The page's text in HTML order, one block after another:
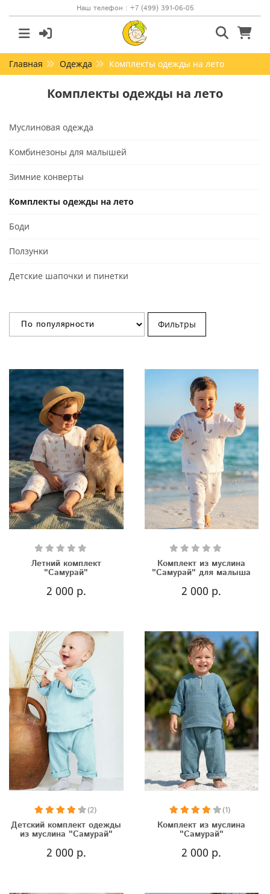
Наш телефон : +7 (499) 391-06-05
Главная Одежда Комплекты одежды на лето
Комплекты одежды на лето
Муслиновая одежда
Комбинезоны для малышей
Зимние конверты
Комплекты одежды на лето
Боди
Ползунки
Детские шапочки и пинетки
Фильтры
Летний комплект
"Самурай"
2 000 р.
Комплект из муслина
"Самурай" для малыша
2 000 р.
Детский комплект одежды
из муслина "Самурай"
(2)
2 000 р.
Комплект из муслина
"Самурай"
(1)
2 000 р.